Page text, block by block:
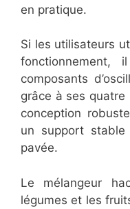
en pratique.
Si les utilisateurs
fonctionnement,
composants
grâce à ses
conception
un support
pavée.
Le mélangeur
légumes et les